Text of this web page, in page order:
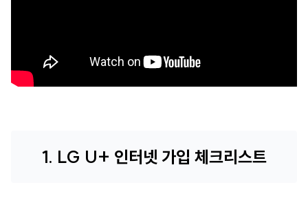
1. LG U+ 인터넷 가입 체크리스트